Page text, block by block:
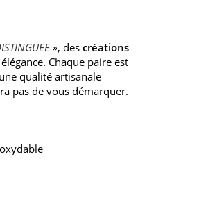
», des créations
Chaque paire est
qualité artisanale
pas de vous démarquer.